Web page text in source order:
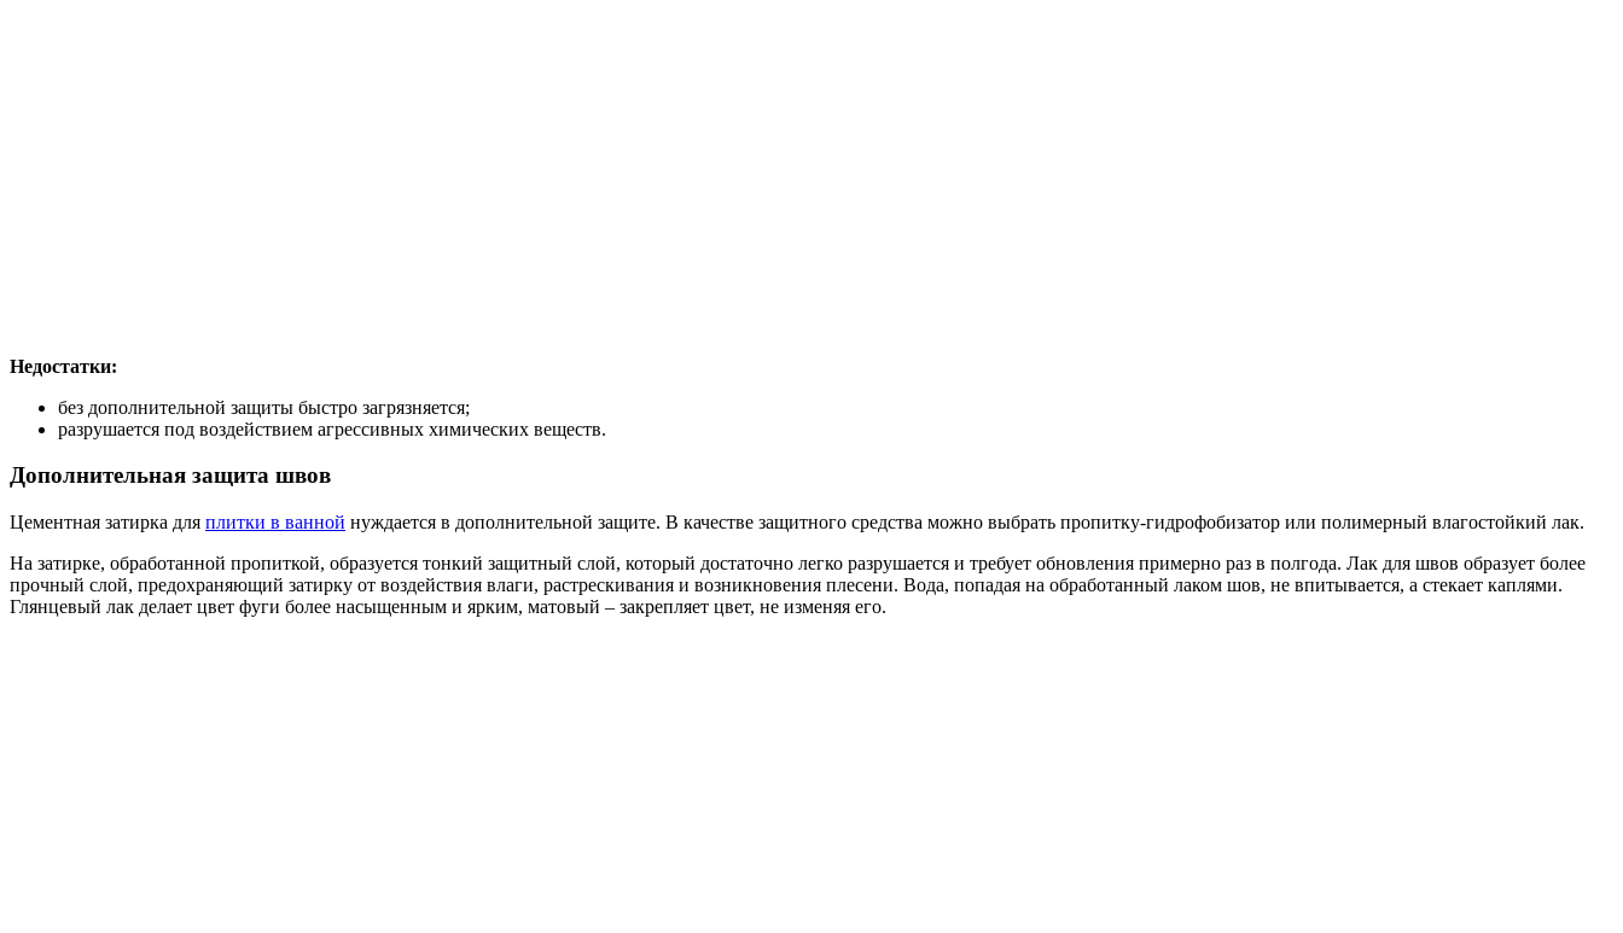
Недостатки:
без дополнительной защиты быстро загрязняется;
разрушается под воздействием агрессивных химических веществ.
Дополнительная защита швов
Цементная затирка для плитки в ванной нуждается в дополнительной защите. В качестве защитного средства можно выбрать пропитку-гидрофобизатор или полимерный влагостойкий лак.
На затирке, обработанной пропиткой, образуется тонкий защитный слой, который достаточно легко разрушается и требует обновления примерно раз в полгода. Лак для швов образует более
прочный слой, предохраняющий затирку от воздействия влаги, растрескивания и возникновения плесени. Вода, попадая на обработанный лаком шов, не впитывается, а стекает каплями.
Глянцевый лак делает цвет фуги более насыщенным и ярким, матовый – закрепляет цвет, не изменяя его.